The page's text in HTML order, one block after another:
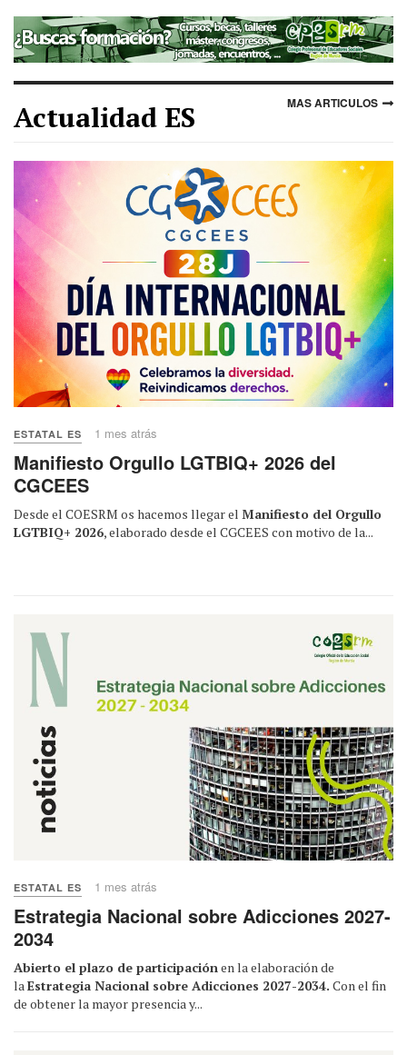
Actualidad ES MAS ARTICULOS
ESTATAL ES 1 mes atrás
Manifiesto Orgullo LGTBIQ+ 2026 del
CGCEES
Desde el COESRM os hacemos llegar el Manifiesto del Orgullo
LGTBIQ+ 2026, elaborado desde el CGCEES con motivo de la...
ESTATAL ES 1 mes atrás
Estrategia Nacional sobre Adicciones 2027-
2034
Abierto el plazo de participaciónen la elaboración de
laEstrategia Nacional sobre Adicciones 2027-2034. Con el fin
de obtener la mayor presencia y...